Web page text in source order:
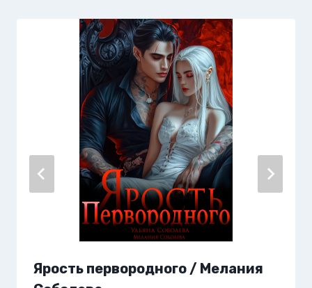
Ярость первородного / Мелания